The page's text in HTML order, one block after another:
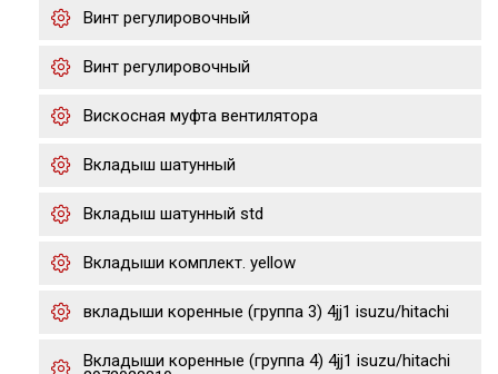
Винт регулировочный
Винт регулировочный
Вискосная муфта вентилятора
Вкладыш шатунный
Вкладыш шатунный std
Вкладыши комплект. yellow
вкладыши коренные (группа 3) 4jj1 isuzu/hitachi
Вкладыши коренные (группа 4) 4jj1 isuzu/hitachi